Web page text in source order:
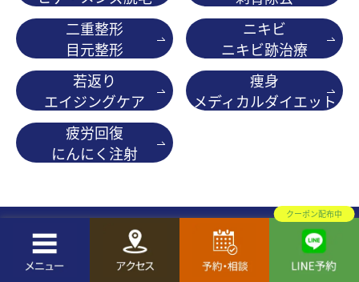
二重整形
目元整形
ニキビ
ニキビ跡治療
若返り
エイジングケア
痩身
メディカルダイエット
疲労回復
にんにく注射